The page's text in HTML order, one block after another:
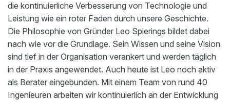
die kontinuierliche Verbesserung von Technologie und
Leistung wie ein roter Faden durch unsere Geschichte.
Die Philosophie von Gründer Leo Spierings bildet dabei
nach wie vor die Grundlage. Sein Wissen und seine Vision
sind tief in der Organisation verankert und werden täglich
in der Praxis angewendet. Auch heute ist Leo noch aktiv
als Berater eingebunden. Mit einem Team von rund 40
Ingenieuren arbeiten wir kontinuierlich an der Entwicklung